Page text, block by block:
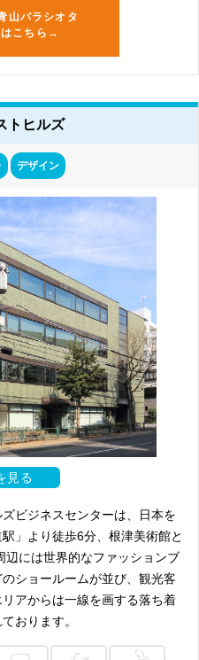
山パラシオタ
こちら→
トヒルズ
デザイン
見る
ビジネスセンターは、日本を
」より徒歩6分、根津美術館と
辺には世界的なファッションブ
ショールームが並び、観光客
アからは一線を画する落ち着
おります。